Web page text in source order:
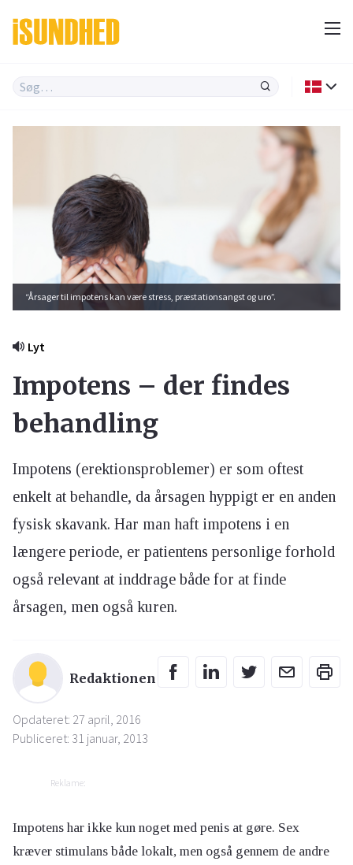
“Årsager til impotens kan være stress, præstationsangst og uro”.
Lyt
Impotens – der findes
behandling
Impotens (erektionsproblemer) er som oftest
enkelt at behandle, da årsagen hyppigt er en anden
fysisk skavank. Har man haft impotens i en
længere periode, er patientens personlige forhold
også relevant at inddrage både for at finde
årsagen, men også kuren.
Redaktionen
Opdateret: 27 april, 2016
Publiceret: 31 januar, 2013
Reklame:
Impotens har ikke kun noget med penis at gøre. Sex
kræver stimulans både lokalt, men også gennem de andre